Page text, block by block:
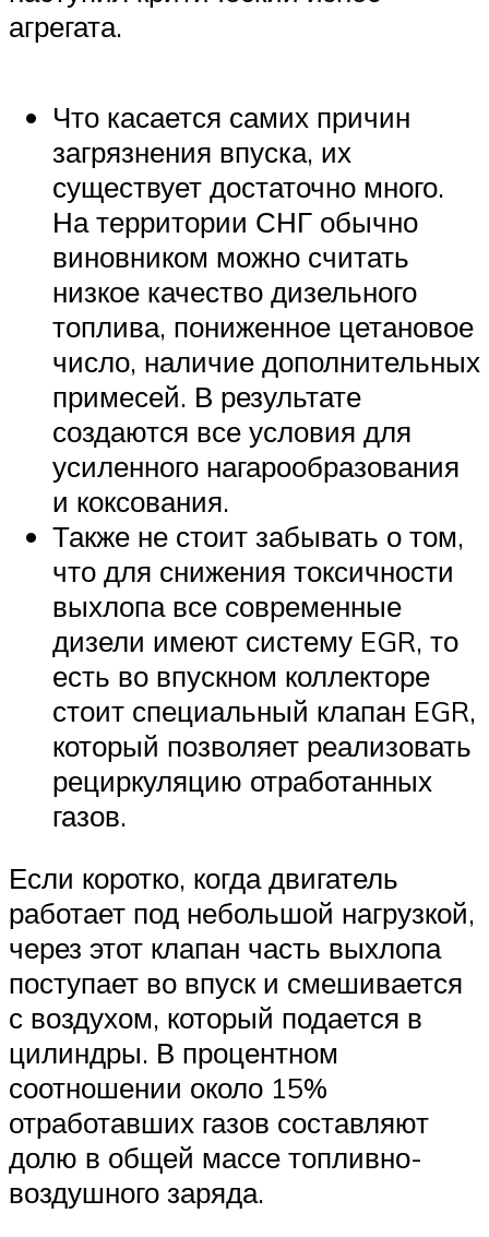
агрегата.
Что касается самих причин
загрязнения впуска, их
существует достаточно много.
На территории СНГ обычно
виновником можно считать
низкое качество дизельного
топлива, пониженное цетановое
число, наличие дополнительных
примесей. В результате
создаются все условия для
усиленного нагарообразования
и коксования.
Также не стоит забывать о том,
что для снижения токсичности
выхлопа все современные
дизели имеют систему EGR, то
есть во впускном коллекторе
стоит специальный клапан EGR,
который позволяет реализовать
рециркуляцию отработанных
газов.
Если коротко, когда двигатель
работает под небольшой нагрузкой,
через этот клапан часть выхлопа
поступает во впуск и смешивается
с воздухом, который подается в
цилиндры. В процентном
соотношении около 15%
отработавших газов составляют
долю в общей массе топливно-
воздушного заряда.